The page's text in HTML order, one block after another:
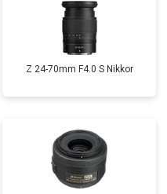
Z 24-70mm F4.0 S Nikkor